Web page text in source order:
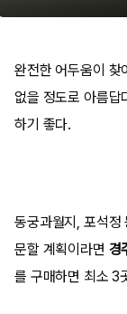
완전한 어두움이 찾
없을 정도로 아름답
하기 좋다.
동궁과월지, 포석정
문할 계획이라면 경
를 구매하면 최소 3